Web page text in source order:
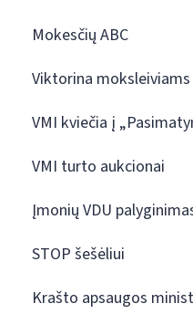
Mokesčių ABC
Viktorina moksleiviams
VMI kviečia į
VMI turto aukcionai
Įmonių VDU
STOP šešėliui
Krašto apsaugos